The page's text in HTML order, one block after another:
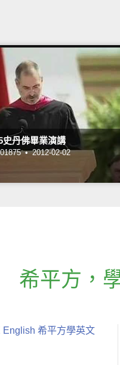
史丹佛畢業演講
• 2012-02-02
希平方 ，
English 希平方學英文